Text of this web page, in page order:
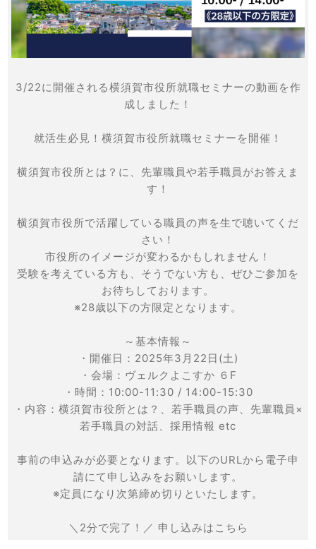
3/22に開催される横須賀市役所就職セミナーの動画を作
成しました！
就活生必見！横須賀市役所就職セミナーを開催！
横須賀市役所とは？に、先輩職員や若手職員がお答えま
す！
横須賀市役所で活躍している職員の声を生で聴いてくだ
さい！
市役所のイメージが変わるかもしれません！
受験を考えている方も、そうでない方も、ぜひご参加を
お待ちしております。
※28歳以下の方限定となります。
～基本情報～
・開催日：2025年3月22日(土)
・会場：ヴェルクよこすか ６F
・時間：10:00-11:30 / 14:00-15:30
・内容：横須賀市役所とは？、若手職員の声、先輩職員×
若手職員の対話、採用情報 etc
事前の申込みが必要となります。以下のURLから電子申
請にて申し込みをお願いします。
※定員になり次第締め切りといたします。
＼2分で完了！／ 申し込みはこちら